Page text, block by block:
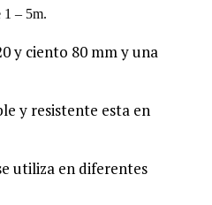
1 – 5m.
y ciento 80 mm y una
y resistente esta en
utiliza en diferentes